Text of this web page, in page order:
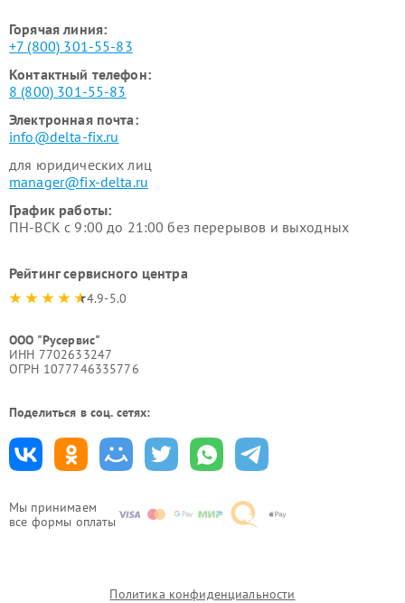
Мы принимаем
все формы оплаты
Горячая линия:
+7 (800) 301-55-83
Контактный телефон:
8 (800) 301-55-83
Электронная почта:
info@delta-fix.ru
для юридических лиц
manager@fix-delta.ru
График работы:
ПН-ВСК с 9:00 до 21:00 без перерывов и выходных
Рейтинг сервисного центра
4.9-5.0
ООО "Русервис"
ИНН 7702633247
ОГРН 1077746335776
Поделиться в соц. сетях:
Политика конфиденциальности